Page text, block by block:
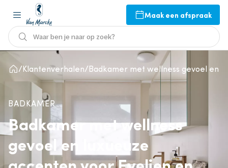
Maak een afspraak
Waar ben je naar op zoek?
Klantenverhalen Badkamer met wellness gevoel en
BADKAMER
Badkamer met wellness
gevoel en luxueuze